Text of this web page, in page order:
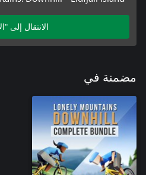
الانتقال إلى
مضمنة في